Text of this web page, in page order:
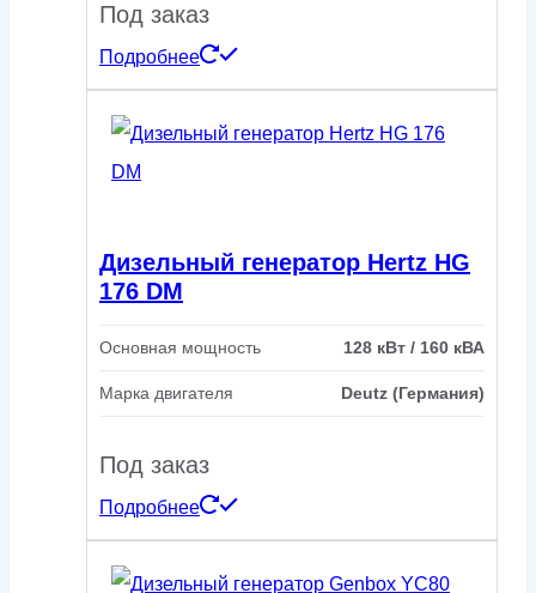
Под заказ
Подробнее
Дизельный генератор Hertz HG
176 DM
Основная мощность 128 кВт / 160 кВА
Марка двигателя Deutz (Германия)
Под заказ
Подробнее